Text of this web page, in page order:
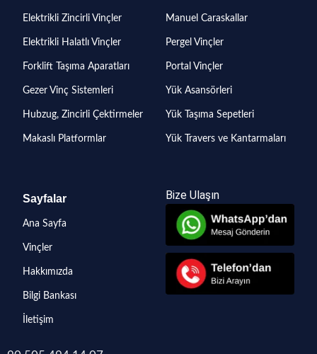
Elektrikli Zincirli Vinçler
Elektrikli Halatlı Vinçler
Forklift Taşıma Aparatları
Gezer Vinç Sistemleri
Hubzug, Zincirli Çektirmeler
Makaslı Platformlar
Manuel Caraskallar
Pergel Vinçler
Portal Vinçler
Yük Asansörleri
Yük Taşıma Sepetleri
Yük Travers ve Kantarmaları
Sayfalar
Ana Sayfa
Vinçler
Hakkımızda
Bilgi Bankası
İletişim
Bize Ulaşın